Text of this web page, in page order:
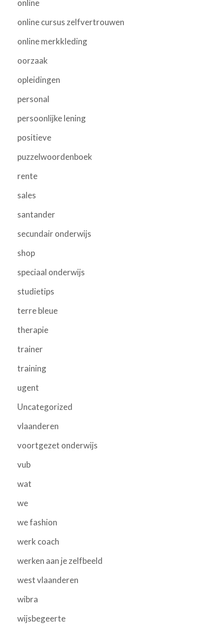
online
online cursus zelfvertrouwen
online merkkleding
oorzaak
opleidingen
personal
persoonlijke lening
positieve
puzzelwoordenboek
rente
sales
santander
secundair onderwijs
shop
speciaal onderwijs
studietips
terre bleue
therapie
trainer
training
ugent
Uncategorized
vlaanderen
voortgezet onderwijs
vub
wat
we
we fashion
werk coach
werken aan je zelfbeeld
west vlaanderen
wibra
wijsbegeerte